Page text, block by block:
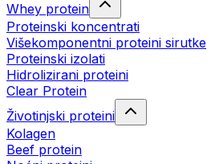
Whey protein
Proteinski koncentrati
Višekomponentni proteini sirutke
Proteinski izolati
Hidrolizirani proteini
Clear Protein
Životinjski proteini
Kolagen
Beef protein